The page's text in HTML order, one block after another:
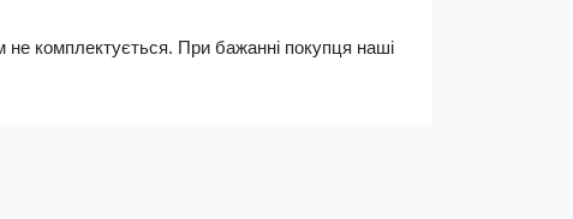
не комплектується. При бажанні покупця наші